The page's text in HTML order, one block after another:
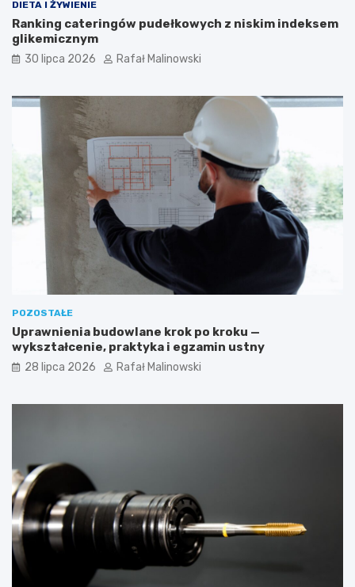
DIETA I ŻYWIENIE
Ranking cateringów pudełkowych z niskim indeksem
glikemicznym
30 lipca 2026 Rafał Malinowski
POZOSTAŁE
Uprawnienia budowlane krok po kroku —
wykształcenie, praktyka i egzamin ustny
28 lipca 2026 Rafał Malinowski